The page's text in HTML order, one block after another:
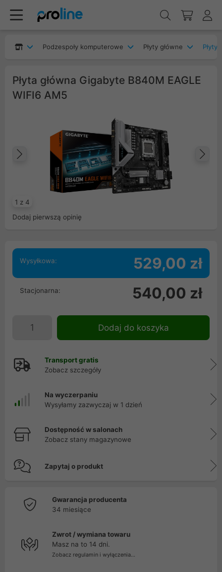
Podzespoły komputerowe Płyty główne Płyty
Płyta główna Gigabyte B840M EAGLE
WIFI6 AM5
1 z 4
Poprzedni
Dodaj pierwszą opinię
Wysyłkowa: 529,00 zł
Stacjonarna: 540,00 zł
Dodaj do koszyka
Transport gratis
Zobacz szczegóły
Na wyczerpaniu
Wysyłamy zazwyczaj w 1 dzień
Dostępność w salonach
Zobacz stany magazynowe
Zapytaj o produkt
Gwarancja producenta
34 miesiące
Zwrot / wymiana towaru
Masz na to 14 dni.
Zobacz regulamin i wyłączenia...